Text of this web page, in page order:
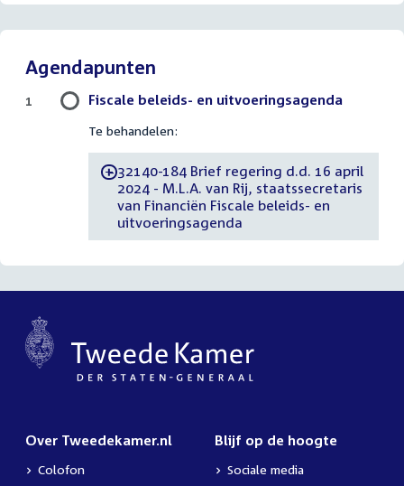
Agendapunten
Fiscale beleids- en uitvoeringsagenda
Te behandelen:
-32140-184 Brief regering d.d. 16 april
2024 - M.L.A. van Rij, staatssecretaris
van Financiën Fiscale beleids- en
uitvoeringsagenda
1
Over Tweedekamer.nl
Colofon
Blijf op de hoogte
Sociale media